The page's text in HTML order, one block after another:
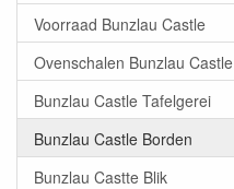
Voorraad Bunzlau Castle
Ovenschalen Bunzlau Castle
Bunzlau Castle Tafelgerei
Bunzlau Castle Borden
Bunzlau Castte Blik